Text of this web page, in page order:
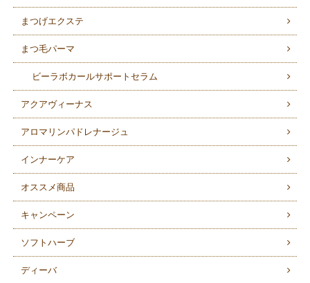
まつげエクステ
まつ毛パーマ
ビーラボカールサポートセラム
アクアヴィーナス
アロマリンパドレナージュ
インナーケア
オススメ商品
キャンペーン
ソフトハーブ
ディーバ